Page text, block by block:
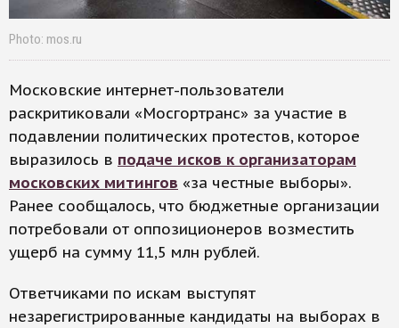
Photo: mos.ru
Московские интернет-пользователи
раскритиковали «Мосгортранс» за участие в
подавлении политических протестов, которое
выразилось в подаче исков к организаторам
московских митингов «за честные выборы».
Ранее сообщалось, что бюджетные организации
потребовали от оппозиционеров возместить
ущерб на сумму 11,5 млн рублей.
Ответчиками по искам выступят
незарегистрированные кандидаты на выборах в